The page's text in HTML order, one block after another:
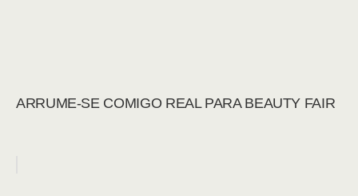
ARRUME-SE COMIGO REAL PARA BEAUTY FAIR